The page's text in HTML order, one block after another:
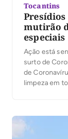
Tocantins
mutirão
especiais
Ação está
surto de
de
limpeza em
pela […]